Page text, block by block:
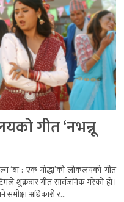
गीत ‘नभन्नू
‘बा : एक योद्धा’को लोकलयको गीत
शुक्रबार गीत सार्वजनिक गरेको हो।
अधिकारी र...